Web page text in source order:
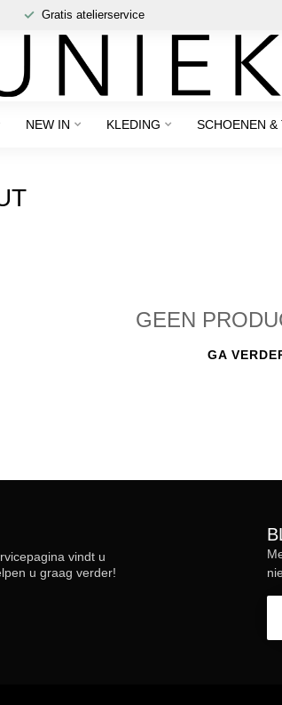
Gratis atelierservice
NEW IN KLEDING SCHOENEN &
GEEN
GA
vindt u
u graag verder!